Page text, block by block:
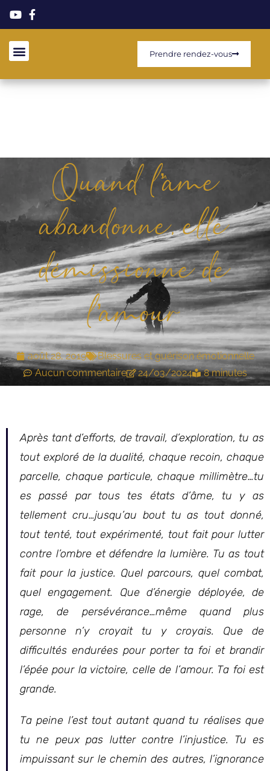
Prendre rendez-vous
Quand l’âme
abandonne, elle
démissionne de
l’amour
août 28, 2019
Blessures et guérison émotionnelle
Aucun commentaire
24/03/2024 8 minutes
Après tant d’efforts, de travail, d’exploration, tu as
tout exploré de la dualité, chaque recoin, chaque
parcelle, chaque particule, chaque millimètre…tu
es passé par tous tes états d’âme, tu y as
tellement cru…jusqu’au bout tu as tout donné,
tout tenté, tout expérimenté, tout fait pour lutter
contre l’ombre et défendre la lumière. Tu as tout
fait pour la justice. Quel parcours, quel combat,
quel engagement. Que d’énergie déployée, de
rage, de persévérance…même quand plus
personne n’y croyait tu y croyais. Que de
difficultés endurées pour porter ta foi et brandir
l’épée pour la victoire, celle de l’amour. Ta foi est
grande.
Ta peine l’est tout autant quand tu réalises que
tu ne peux pas lutter contre l’injustice. Tu es
impuissant sur le chemin des autres, l’ignorance